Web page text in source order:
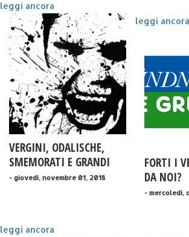
leggi ancora
VERGINI, ODALISCHE,
SMEMORATI E GRANDI
GIORNALISTI
- giovedì, novembre 01, 2018
leggi ancora
FORTI I
DA NOI?
- mercoledì,
leggi ancora